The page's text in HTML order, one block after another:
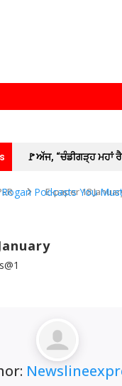
🚩ਅੱਜ, “ਚੰਡੀਗੜ੍ਹ ਮਹਾਂ
ਡੀ.ਸੀ. ਦਫ਼ਤਰ ਯੂਨੀਅਨ
ਬਾਅਦ ਸਮੂਹਿਕ ਛੁੱਟੀ ਲੈ ਕੇ
🚩 ਲੁਧਿਆਣਾ ‘ਚ
ਡੂੰਘੇ ਟੋਏ ਨੇ ਮਚਾਈ ਦਹਿਸ਼ਤ
E-paper 18